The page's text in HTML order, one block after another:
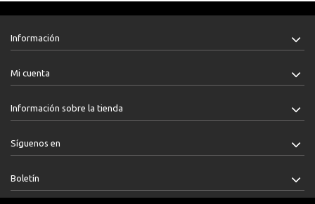
Información
Mi cuenta
Información sobre la tienda
Síguenos en
Boletín